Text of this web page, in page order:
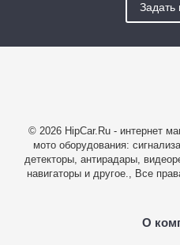
Задать
© 2026 HipCar.Ru - интернет
мото оборудования:
детекторы, антирадары,
навигаторы и другое., Все
О